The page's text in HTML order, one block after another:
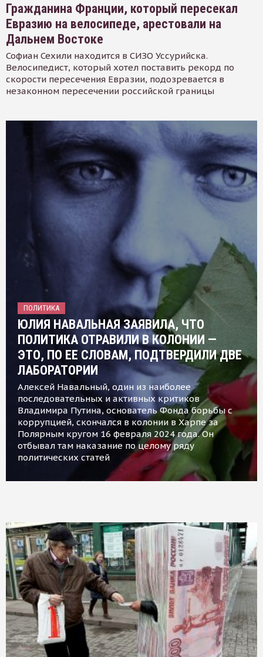
Гражданина Франции, который пересекал
Евразию на велосипеде, арестовали на
Дальнем Востоке
Софиан Сехили находится в СИЗО Уссурийска.
Велосипедист, который хотел поставить рекорд по
скорости пересечения Евразии, подозревается в
незаконном пересечении российской границы
ПОЛИТИКА
ЮЛИЯ НАВАЛЬНАЯ ЗАЯВИЛА, ЧТО
ПОЛИТИКА ОТРАВИЛИ В КОЛОНИИ —
ЭТО, ПО ЕЕ СЛОВАМ, ПОДТВЕРДИЛИ ДВЕ
ЛАБОРАТОРИИ
Алексей Навальный, один из наиболее
последовательных и активных критиков
Владимира Путина, основатель Фонда борьбы с
коррупцией, скончался в колонии в Харпе за
Полярным кругом 16 февраля 2024 года. Он
отбывал там наказание по целому ряду
политических статей